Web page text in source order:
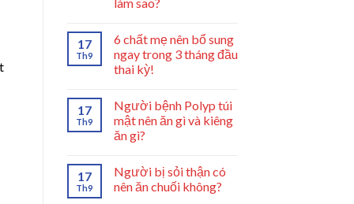
17
Th9
6 chất mẹ nên bổ sung
ngay trong 3 tháng đầu
thai kỳ!
17
Th9
Người bệnh Polyp túi
mật nên ăn gì và kiêng
ăn gì?
17
Th9
Người bị sỏi thận có
nên ăn chuối không?